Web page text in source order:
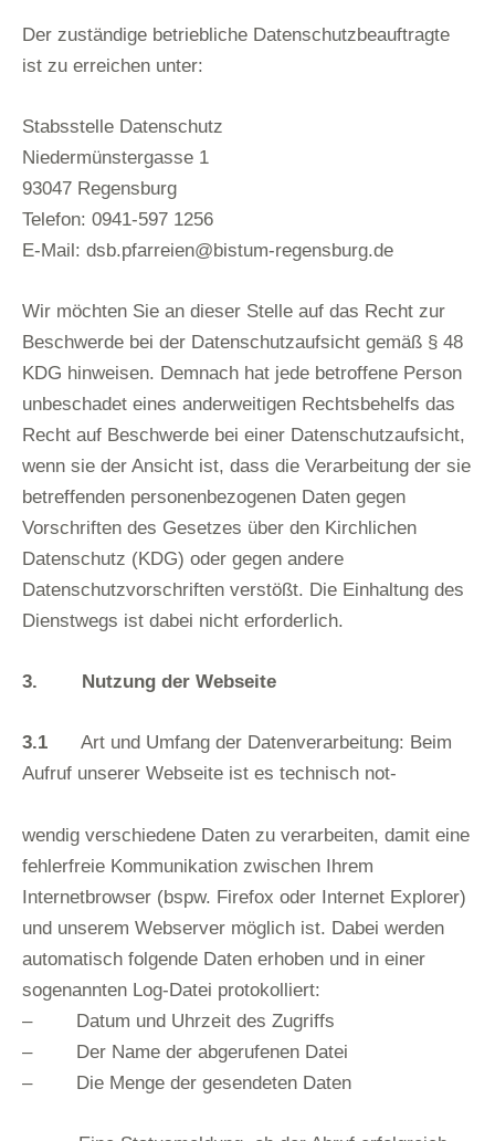
Der zuständige betriebliche Datenschutzbeauftragte
ist zu erreichen unter:
Stabsstelle Datenschutz
Niedermünstergasse 1
93047 Regensburg
Telefon: 0941-597 1256
E-Mail: dsb.pfarreien@bistum-regensburg.de
Wir möchten Sie an dieser Stelle auf das Recht zur
Beschwerde bei der Datenschutzaufsicht gemäß § 48
KDG hinweisen. Demnach hat jede betroffene Person
unbeschadet eines anderweitigen Rechtsbehelfs das
Recht auf Beschwerde bei einer Datenschutzaufsicht,
wenn sie der Ansicht ist, dass die Verarbeitung der sie
betreffenden personenbezogenen Daten gegen
Vorschriften des Gesetzes über den Kirchlichen
Datenschutz (KDG) oder gegen andere
Datenschutzvorschriften verstößt. Die Einhaltung des
Dienstwegs ist dabei nicht erforderlich.
3. Nutzung der Webseite
3.1 Art und Umfang der Datenverarbeitung: Beim
Aufruf unserer Webseite ist es technisch not-
wendig verschiedene Daten zu verarbeiten, damit eine
fehlerfreie Kommunikation zwischen Ihrem
Internetbrowser (bspw. Firefox oder Internet Explorer)
und unserem Webserver möglich ist. Dabei werden
automatisch folgende Daten erhoben und in einer
sogenannten Log-Datei protokolliert:
– Datum und Uhrzeit des Zugriffs
– Der Name der abgerufenen Datei
– Die Menge der gesendeten Daten